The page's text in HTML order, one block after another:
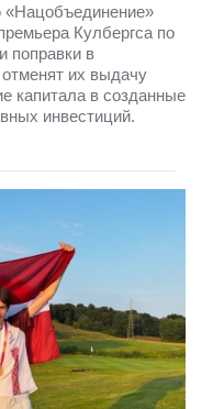
Кулбергса по
поправки в
их выдачу
капитала в созданные
инвестиций.